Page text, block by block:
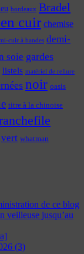
bordeaux Bradel
cuir chemise
cuir à bandes demi-
soie gardes
listels matériel de reliure
noir oasis
titre à la chinoise
vert whatman
de ce blog
veilleuse jusqu’au
(3)